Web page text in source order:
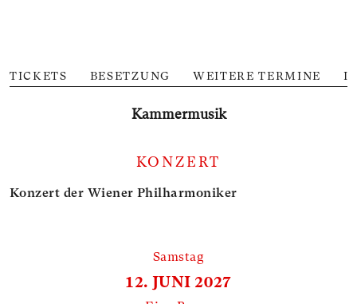
TICKETS BESETZUNG WEITERE TERMINE
Kammer­musik
KONZERT
Konzert der Wiener Philharmoniker
Samstag
12. JUNI 2027